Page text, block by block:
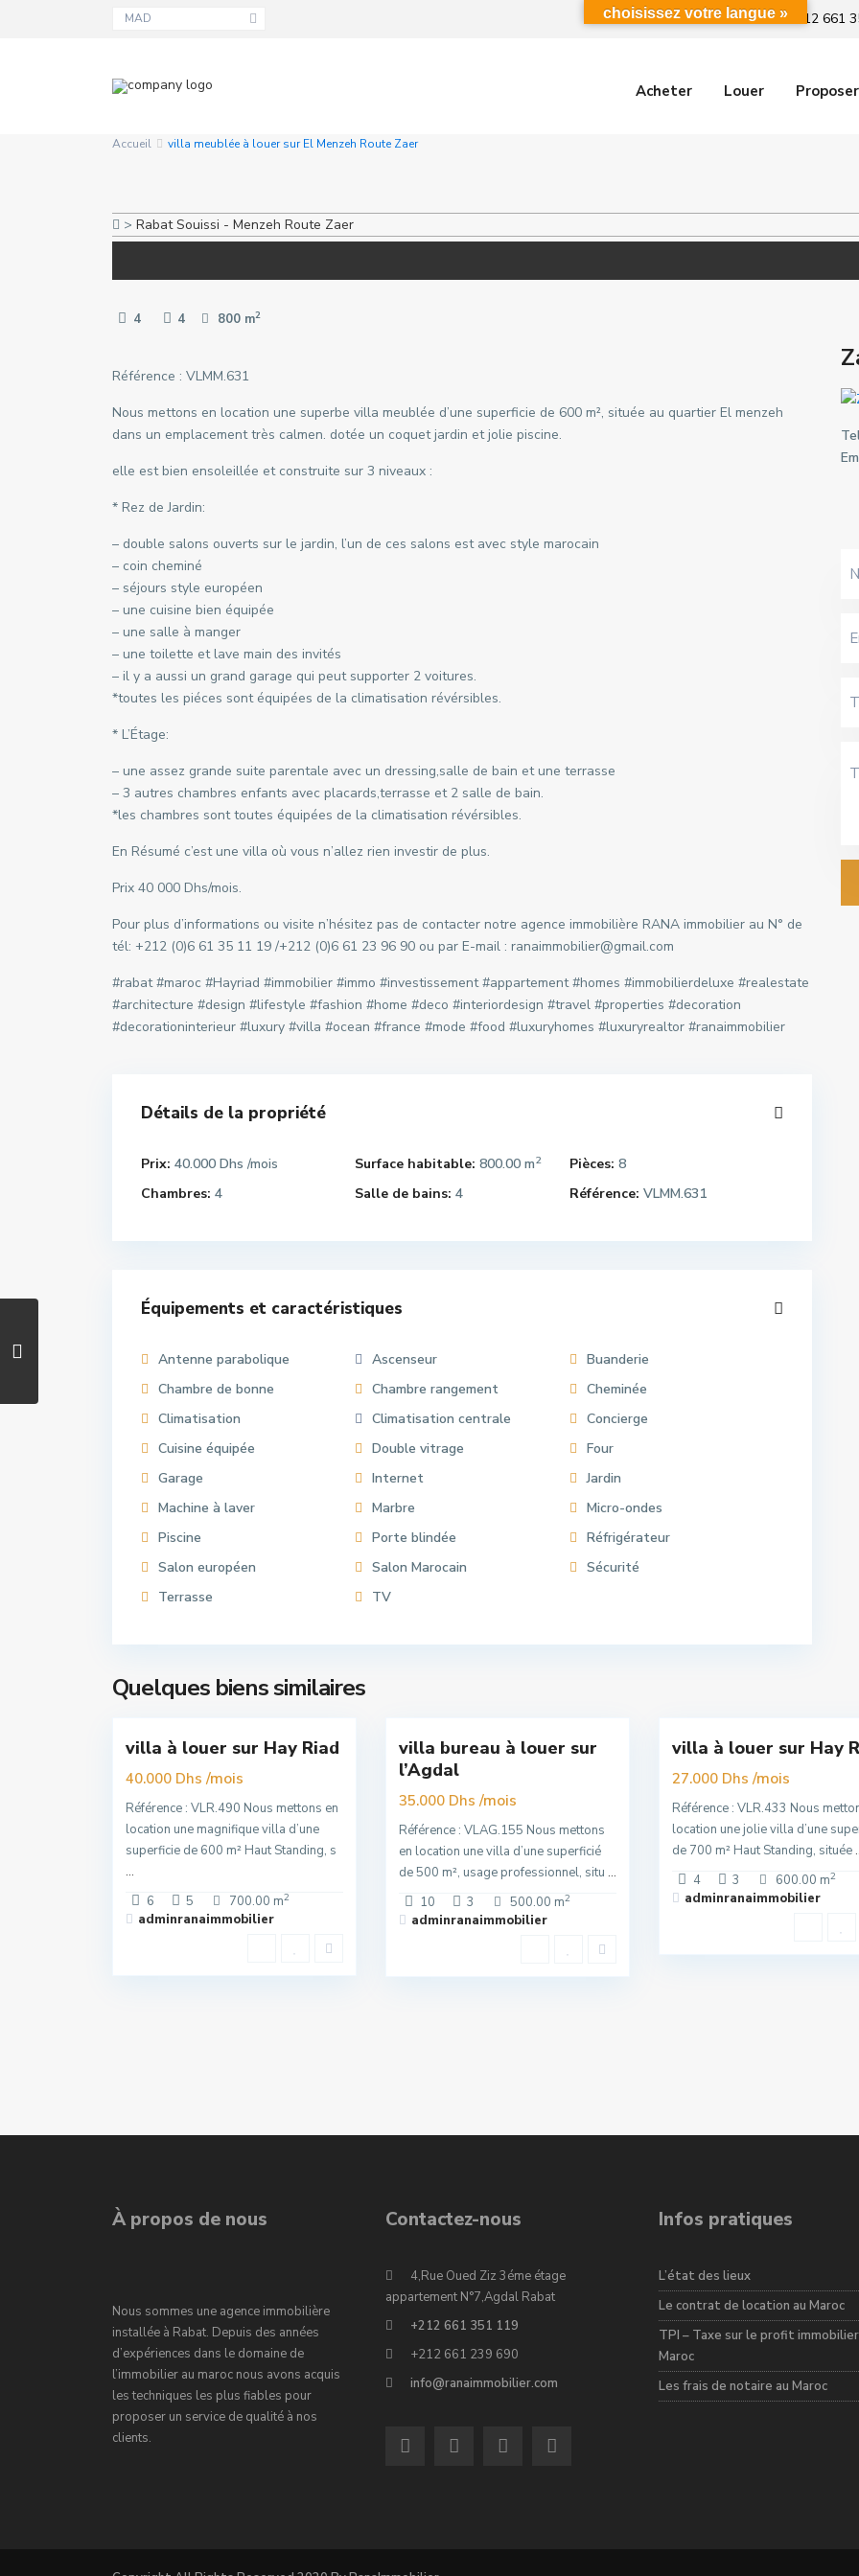
MAD +212 661
Acheter Louer
Accueil villa meublée à louer sur El Menzeh Route Zaer
> Rabat Souissi - Menzeh Route Zaer
4 4 800 m2
Référence : VLMM.631
Nous mettons en location une superbe villa meublée d’une superficie de 600 m², située au quartier El menzeh
dans un emplacement très calmen. dotée un coquet jardin et jolie piscine.
elle est bien ensoleillée et construite sur 3 niveaux :
* Rez de Jardin:
– double salons ouverts sur le jardin, l’un de ces salons est avec style marocain
– coin cheminé
– séjours style européen
– une cuisine bien équipée
– une salle à manger
– une toilette et lave main des invités
– il y a aussi un grand garage qui peut supporter 2 voitures.
*toutes les piéces sont équipées de la climatisation révérsibles.
* L’Étage:
– une assez grande suite parentale avec un dressing,salle de bain et une terrasse
– 3 autres chambres enfants avec placards,terrasse et 2 salle de bain.
*les chambres sont toutes équipées de la climatisation révérsibles.
En Résumé c’est une villa où vous n’allez rien investir de plus.
Prix 40 000 Dhs/mois.
Pour plus d’informations ou visite n’hésitez pas de contacter notre agence immobilière RANA immobilier au N° de
tél: +212 (0)6 61 35 11 19 /+212 (0)6 61 23 96 90 ou par E-mail : ranaimmobilier@gmail.com
#rabat #maroc #Hayriad #immobilier #immo #investissement #appartement #homes #immobilierdeluxe #realestate
#architecture #design #lifestyle #fashion #home #deco #interiordesign #travel #properties #decoration
#decorationinterieur #luxury #villa #ocean #france #mode #food #luxuryhomes #luxuryrealtor #ranaimmobilier
Détails de la propriété
Prix: 40.000 Dhs /mois Surface habitable: 800.00 m2 Pièces: 8
Chambres: 4 Salle de bains: 4 Référence: VLMM.631
Équipements et caractéristiques
Antenne parabolique Ascenseur
Buanderie
Chambre de bonne
Chambre rangement
Cheminée
Climatisation
Climatisation centrale
Concierge
Cuisine équipée
Double vitrage
Four
Garage
Internet
Jardin
Machine à laver
Marbre
Micro-ondes
Piscine
Porte blindée
Réfrigérateur
Salon européen
Salon Marocain
Sécurité
Terrasse
TV
Quelques biens similaires
Hassan
Rabat
villa à louer sur Hay Riad
40.000 Dhs/mois
Référence : VLR.490 Nous mettons en
location une magnifique villa d’une
superficie de 600 m² Haut Standing, s
...
6
5 700.00 m2
adminranaimmobilier
16
villa bureau à louer sur
l’Agdal
35.000 Dhs/mois
Référence : VLAG.155 Nous mettons
en location une villa d’une superficié
de 500 m², usage professionnel, situ ...
10
3 500.00 m2
adminranaimmobilier
villa à louer sur Hay
27.000 Dhs/mois
Référence : VLR.433 Nous
location une jolie villa d’une
de 700 m² Haut Standing, située
4
3 600.00 m2
adminranaimmobilier
À propos de nous
Nous sommes une agence immobilière
installée à Rabat. Depuis des années
d’expériences dans le domaine de
l’immobilier au maroc nous avons acquis
les techniques les plus fiables pour
proposer un service de qualité à nos
clients.
Contactez-nous
4,Rue Oued Ziz 3éme étage
appartement N°7,Agdal Rabat
+212 661 351 119
+212 661 239 690
info@ranaimmobilier.com
Infos pratiques
L’état des lieux
Le contrat de location au Maroc
TPI – Taxe sur le profit
Maroc
Les frais de notaire au Maroc
choisissez votre langue »